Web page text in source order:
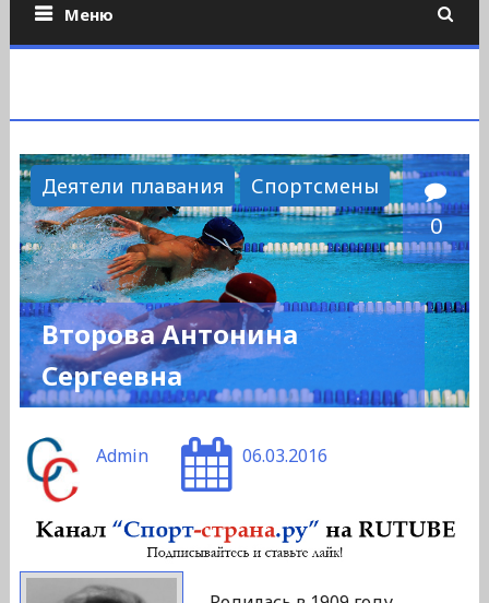
Меню
Деятели плавания Спортсмены
0
Второва Антонина
Сергеевна
Admin 06.03.2016